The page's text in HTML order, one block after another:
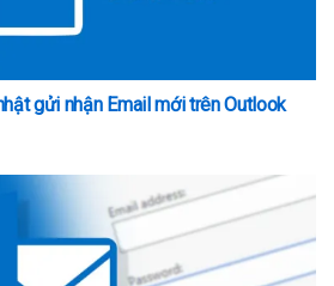
gửi nhận Email mới trên Outlook